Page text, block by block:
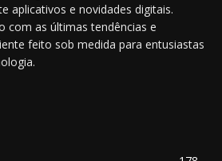
aplicativos e novidades digitais.
com as últimas tendências e
feito sob medida para entusiastas